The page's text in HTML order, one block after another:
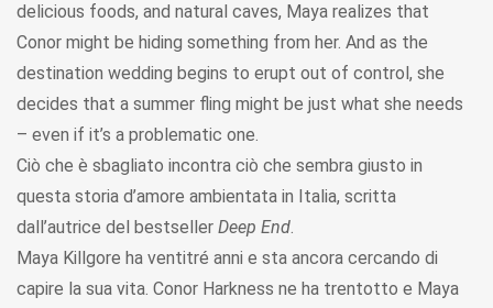
delicious foods, and natural caves, Maya realizes that
Conor might be hiding something from her. And as the
destination wedding begins to erupt out of control, she
decides that a summer fling might be just what she needs
– even if it’s a problematic one.
Ciò che è sbagliato incontra ciò che sembra giusto in
questa storia d’amore ambientata in Italia, scritta
dall’autrice del bestseller Deep End.
Maya Killgore ha ventitré anni e sta ancora cercando di
capire la sua vita. Conor Harkness ne ha trentotto e Maya